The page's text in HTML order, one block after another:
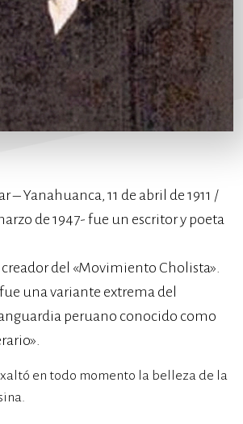
– Yanahuanca, 11 de abril de 1911 /
de 1947- fue un escritor y poeta
del «Movimiento Cholista».
una variante extrema del
peruano conocido como
en todo momento la belleza de la